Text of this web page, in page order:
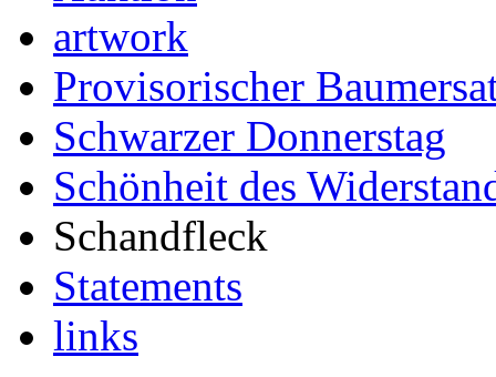
artwork
Provisorischer
Schwarzer Donnerstag
Schönheit des
Schandfleck
Statements
links